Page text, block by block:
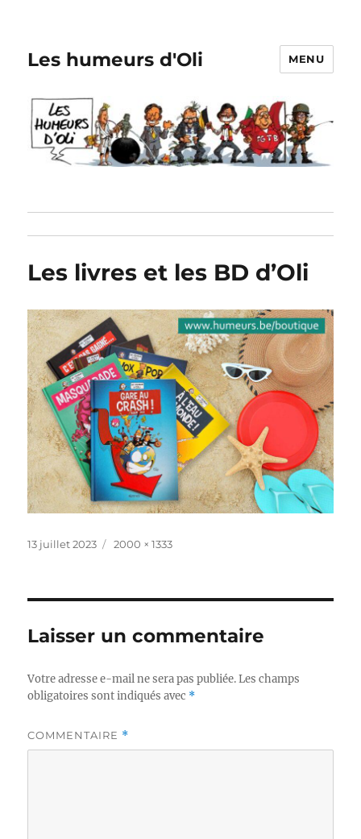
Les humeurs d'Oli MENU
Les livres et les BD d’Oli
Publié
13 juillet 2023
Taille
2000 × 1333
Laisser un commentaire
Votre adresse e-mail ne sera pas publiée. Les champs
obligatoires sont indiqués avec *
COMMENTAIRE *